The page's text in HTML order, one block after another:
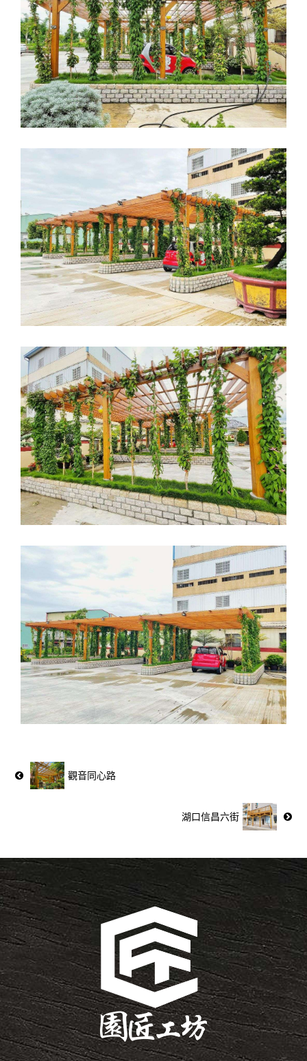
觀音同心路
湖口信昌六街